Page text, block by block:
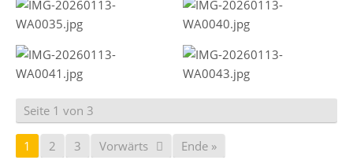
Seite 1 von 3
1 2 3 Vorwärts Ende »